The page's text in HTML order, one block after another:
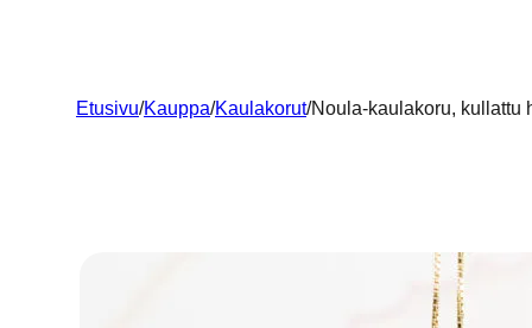
Etusivu/Kauppa/Kaulakorut/Noula-kaulakoru, kullattu